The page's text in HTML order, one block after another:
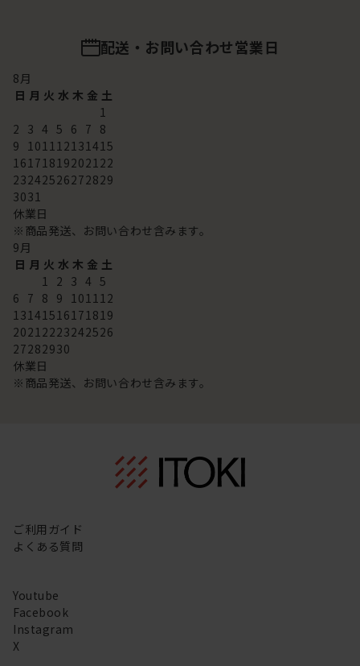
配送・お問い合わせ営業日
8月
日 月 火 水 木 金 土
1
2 3 4 5 6 7 8
9 101112131415
16171819202122
23242526272829
3031
休業日
※商品発送、お問い合わせ含みます。
9月
日 月 火 水 木 金 土
1 2 3 4 5
6 7 8 9 101112
13141516171819
20212223242526
27282930
休業日
※商品発送、お問い合わせ含みます。
ご利用ガイド
よくある質問
Youtube
Facebook
Instagram
X